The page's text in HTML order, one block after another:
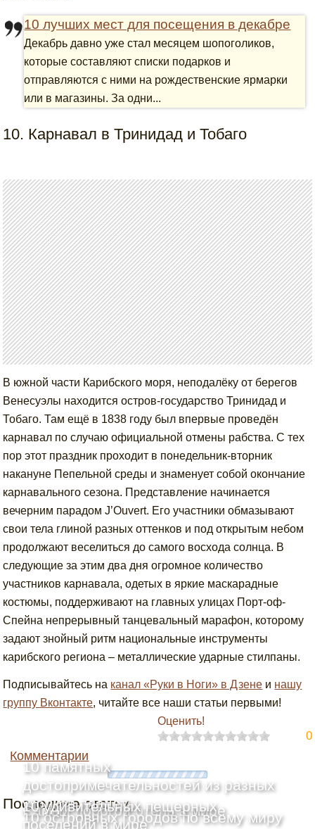
10 лучших мест для посещения в декабре
Декабрь давно уже стал месяцем шопоголиков,
которые составляют списки подарков и
отправляются с ними на рождественские ярмарки
или в магазины. За одни...
10. Карнавал в Тринидад и Тобаго
В южной части Карибского моря, неподалёку от берегов
Венесуэлы находится остров-государство Тринидад и
Тобаго. Там ещё в 1838 году был впервые проведён
карнавал по случаю официальной отмены рабства. С тех
пор этот праздник проходит в понедельник-вторник
накануне Пепельной среды и знаменует собой окончание
карнавального сезона. Представление начинается
вечерним парадом J’Ouvert. Его участники обмазывают
свои тела глиной разных оттенков и под открытым небом
продолжают веселиться до самого восхода солнца. В
следующие за этим два дня огромное количество
участников карнавала, одетых в яркие маскарадные
костюмы, поддерживают на главных улицах Порт-оф-
Спейна непрерывный танцевальный марафон, которому
задают знойный ритм национальные инструменты
карибского региона – металлические ударные стилпаны.
Подписывайтесь на канал «Руки в Ноги» в Дзене и нашу
группу Вконтакте, читайте все наши статьи первыми!
Оценить!
0
Комментарии
Последние статьи
10 памятных
достопримечательностей из разных
уголков планеты
Самый дорогой отель в мире
10 островных городов по всему миру
10 удивительных пещерных
поселений в мире